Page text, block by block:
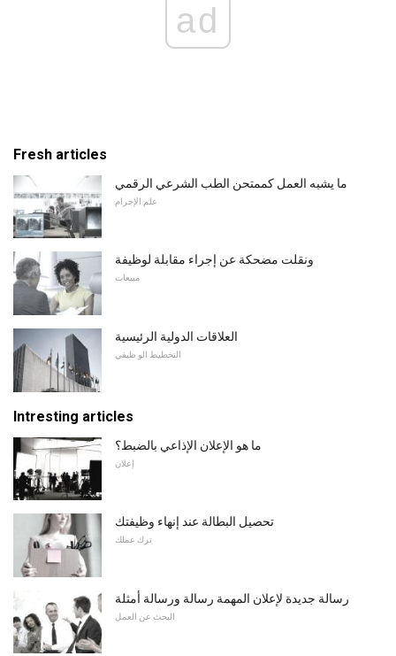
ad
Fresh articles
ما يشبه العمل كممتحن الطب الشرعي الرقمي
علم الإجرام
ونقلت مضحكة عن إجراء مقابلة لوظيفة
مبيعات
العلاقات الدولية الرئيسية
التخطيط الو ظيفي
Intresting articles
ما هو الإعلان الإذاعي بالضبط؟
إعلان
تحصيل البطالة عند إنهاء وظيفتك
ترك عملك
رسالة جديدة لإعلان المهمة رسالة ورسالة أمثلة
البحث عن العمل